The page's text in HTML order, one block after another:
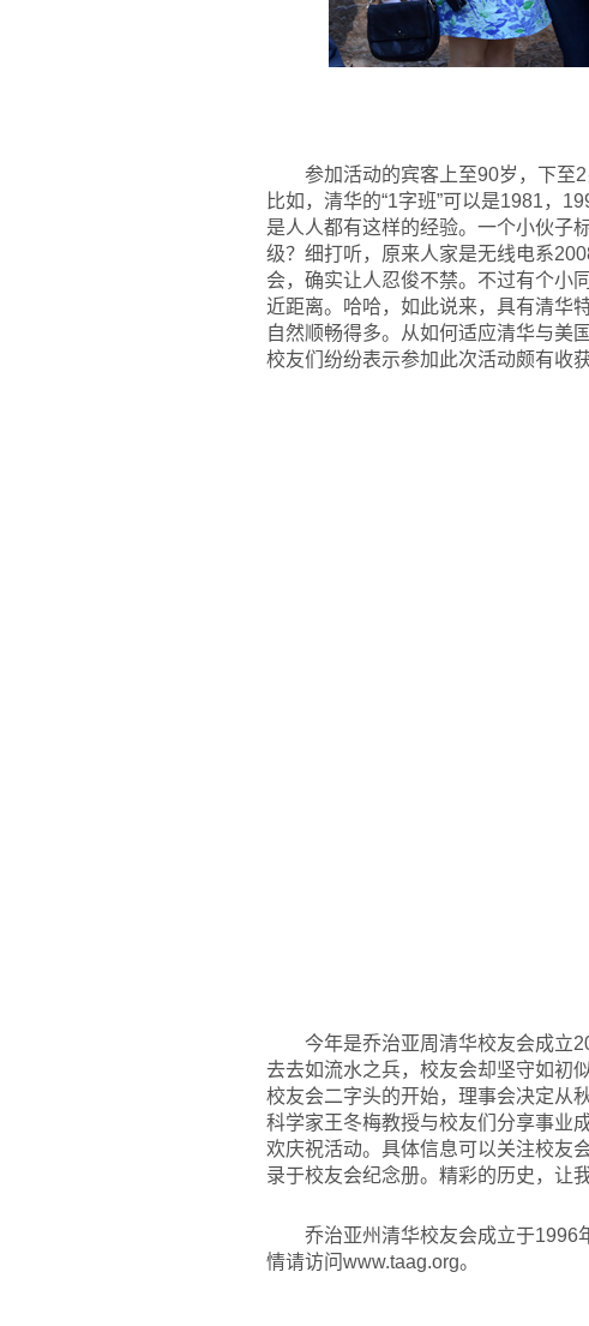
参加活动的宾客上至90岁，下至
比如，清华的“1字班”可以是1981，
是人人都有这样的经验。一个小伙子
级？细打听，原来人家是无线电系
会，确实让人忍俊不禁。不过有个小
近距离。哈哈，如此说来，具有清华
自然顺畅得多。从如何适应清华与美
校友们纷纷表示参加此次活动颇有收获
今年是乔治亚周清华校友会成立
去去如流水之兵，校友会却坚守如初
校友会二字头的开始，理事会决定从
科学家王冬梅教授与校友们分享事业
欢庆祝活动。具体信息可以关注校友
录于校友会纪念册。精彩的历史，让
乔治亚州清华校友会成立于1996
情请访问www.taag.org。